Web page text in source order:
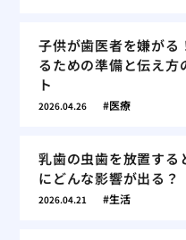
子供が歯医者を嫌がる
るための準備と伝え方
ト
2026.04.26 医療
乳歯の虫歯を放置する
にどんな影響が出る？
2026.04.21 生活